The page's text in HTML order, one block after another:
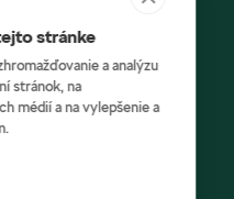
stránke
a analýzu
stránok, na
médií a na vylepšenie a